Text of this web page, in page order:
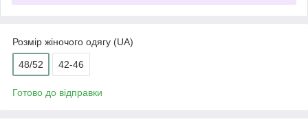
Розмір жіночого одягу (UA)
48/52 42-46
Готово до відправки